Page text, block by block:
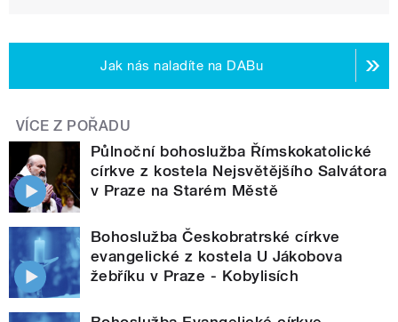
Jak nás naladíte na DABu
VÍCE Z POŘADU
Půlnoční bohoslužba Římskokatolické
církve z kostela Nejsvětějšího Salvátora
v Praze na Starém Městě
Bohoslužba Českobratrské církve
evangelické z kostela U Jákobova
žebříku v Praze - Kobylisích